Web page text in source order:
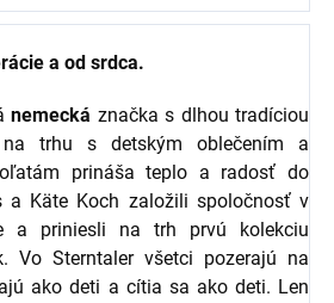
a od srdca.
nemecká značka s dlhou tradíciou
trhu s detským oblečením a
prináša teplo a radosť do
a Käte Koch založili spoločnosť v
a priniesli na trh prvú kolekciu
Vo Sterntaler všetci pozerajú na
ako deti a cítia sa ako deti. Len